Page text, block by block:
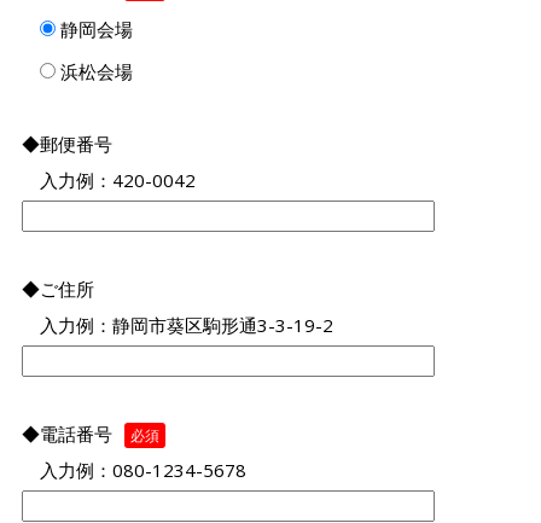
静岡会場
浜松会場
◆郵便番号
入力例：420-0042
◆ご住所
入力例：静岡市葵区駒形通3-3-19-2
◆電話番号 必須
入力例：080-1234-5678